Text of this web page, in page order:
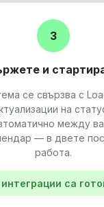
3
и
се свързва с
на
между
— в двете
работа.
са